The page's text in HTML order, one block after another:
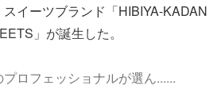
スイーツブランド「HIBIYA-KADAN
」が誕生した。
プロフェッショナルが選ん......